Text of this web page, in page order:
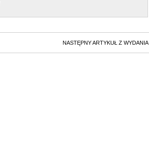
NASTĘPNY ARTYKUŁ Z WYDANIA